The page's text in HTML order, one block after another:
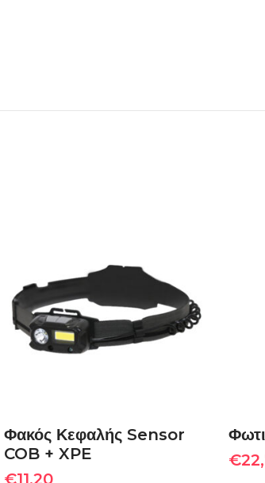
ΠΡΟΣΘΉΚΗ ΣΤΟ
ΚΑΛΆΘΙ
Φακός Κεφαλής Sensor
COB + XPE
€11,20
€